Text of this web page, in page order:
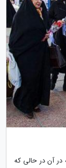
در آن در حالی که